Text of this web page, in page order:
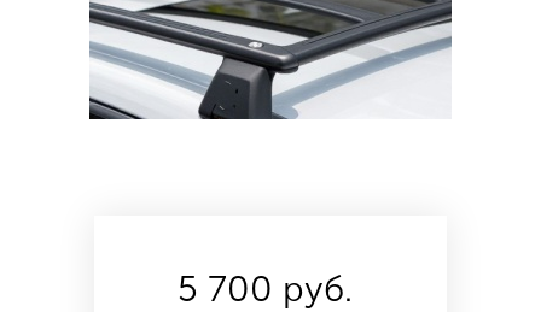
5 700 руб.